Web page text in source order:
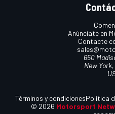
Anúnciate en
Contacte
650
New
© 2026 Motorsport
Términos y condicionesPolítica